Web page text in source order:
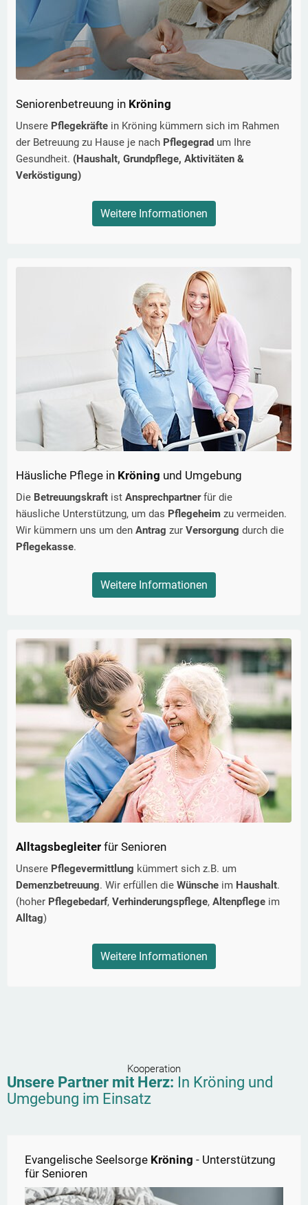
Seniorenbetreuung in Kröning
Unsere Pflegekräfte in Kröning kümmern sich im Rahmen
der Betreuung zu Hause je nach Pflegegrad um Ihre
Gesundheit. (Haushalt, Grundpflege, Aktivitäten &
Verköstigung)
Weitere Informationen
Häusliche Pflege in Kröning und Umgebung
Die Betreuungskraft ist Ansprechpartnerfür die
häusliche Unterstützung, um das Pflegeheim zu vermeiden.
Wir kümmern uns um den Antrag zur Versorgung durch die
Pflegekasse.
Weitere Informationen
Alltagsbegleiter für Senioren
Unsere Pflegevermittlung kümmert sich z.B. um
Demenzbetreuung. Wir erfüllen die Wünsche im Haushalt.
(hoher Pflegebedarf, Verhinderungspflege, Altenpflege im
Alltag)
Weitere Informationen
Kooperation
Unsere Partner mit Herz: In Kröning und
Umgebung im Einsatz
Evangelische Seelsorge Kröning - Unterstützung
für Senioren